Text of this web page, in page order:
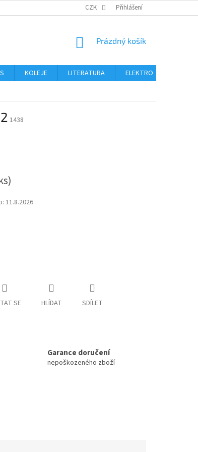
CZK Přihlášení
NÁKUPNÍ
Prázdný košík
KOLEJE LITERATURA ELEKTRO
1438
11.8.2026
SE HLÍDAT SDÍLET
Garance doručení
nepoškozeného zboží